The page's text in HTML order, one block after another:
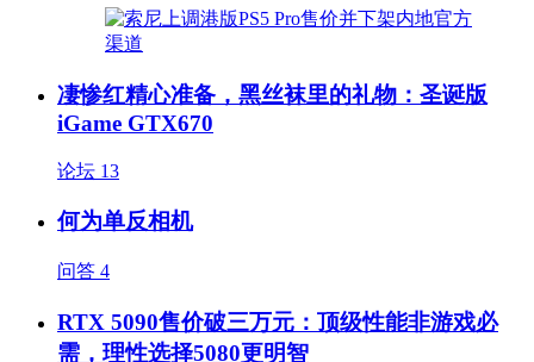
凄惨红精心准备，黑丝袜里的礼物：圣诞版
iGame GTX670
论坛 13
何为单反相机
问答 4
RTX 5090售价破三万元：顶级性能非游戏必
需，理性选择5080更明智